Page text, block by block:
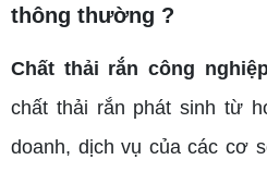
thông thường ?
Chất thải rắn công
chất thải rắn phát sinh từ
doanh, dịch vụ của các cơ